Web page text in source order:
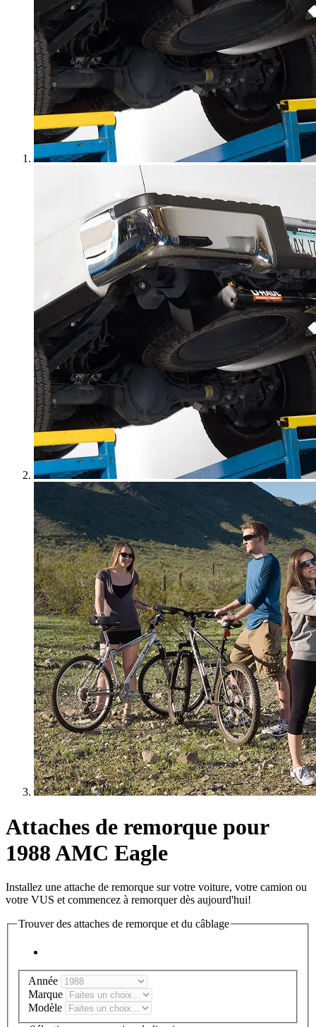
Attaches de remorque pour
1988 AMC Eagle
Installez une attache de remorque sur votre voiture, votre camion ou
votre VUS et commencez à remorquer dès aujourd'hui!
Trouver des attaches de remorque et du câblage
Année
Marque
Modèle